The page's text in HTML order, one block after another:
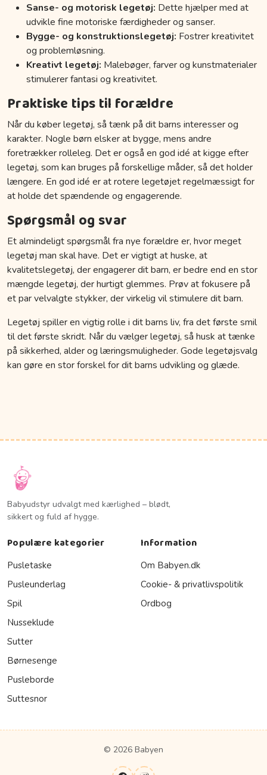
Sanse- og motorisk legetøj: Dette hjælper med at
udvikle fine motoriske færdigheder og sanser.
Bygge- og konstruktionslegetøj: Fostrer kreativitet
og problemløsning.
Kreativt legetøj: Malebøger, farver og kunstmaterialer
stimulerer fantasi og kreativitet.
Praktiske tips til forældre
Når du køber legetøj, så tænk på dit barns interesser og
karakter. Nogle børn elsker at bygge, mens andre
foretrækker rolleleg. Det er også en god idé at kigge efter
legetøj, som kan bruges på forskellige måder, så det holder
længere. En god idé er at rotere legetøjet regelmæssigt for
at holde det spændende og engagerende.
Spørgsmål og svar
Et almindeligt spørgsmål fra nye forældre er, hvor meget
legetøj man skal have. Det er vigtigt at huske, at
kvalitetslegetøj, der engagerer dit barn, er bedre end en stor
mængde legetøj, der hurtigt glemmes. Prøv at fokusere på
et par velvalgte stykker, der virkelig vil stimulere dit barn.
Legetøj spiller en vigtig rolle i dit barns liv, fra det første smil
til det første skridt. Når du vælger legetøj, så husk at tænke
på sikkerhed, alder og læringsmuligheder. Gode legetøjsvalg
kan gøre en stor forskel for dit barns udvikling og glæde.
Babyudstyr udvalgt med kærlighed – blødt,
sikkert og fuld af hygge.
Populære kategorier
Pusletaske
Pusleunderlag
Spil
Nusseklude
Sutter
Børnesenge
Pusleborde
Suttesnor
Information
Om Babyen.dk
Cookie- & privatlivspolitik
Ordbog
© 2026 Babyen